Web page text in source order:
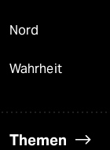
Nord
Wahrheit
Themen